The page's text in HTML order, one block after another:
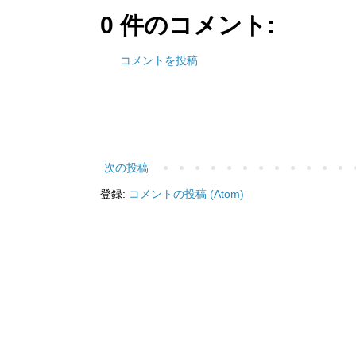
0 件のコメント:
コメントを投稿
次の投稿
登録: コメントの投稿 (Atom)